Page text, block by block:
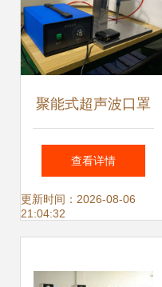
聚能式超声波口罩
点焊机 提升生产效
率的核心利器
查看详情
更新时间：2026-08-06
21:04:32